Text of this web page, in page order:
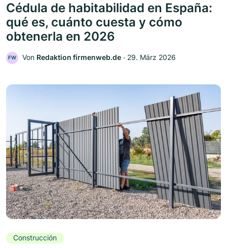
Cédula de habitabilidad en España:
qué es, cuánto cuesta y cómo
obtenerla en 2026
FW Von Redaktion firmenweb.de ‧ 29. März 2026
Construcción